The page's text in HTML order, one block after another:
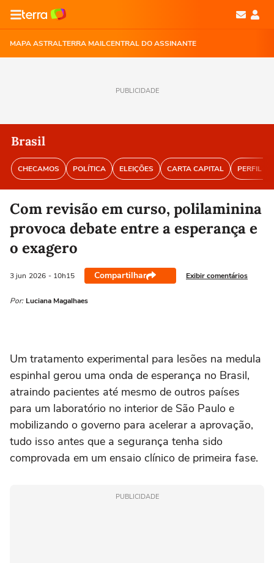
MAPA ASTRALTERRA MAILCENTRAL DO ASSINANTE
PUBLICIDADE
Brasil
CHECAMOS POLÍTICA ELEIÇÕES CARTA CAPITAL PERFIL
Com revisão em curso, polilaminina
provoca debate entre a esperança e
o exagero
3 jun 2026 - 10h15 Compartilhar Exibir comentários
Por: Luciana Magalhaes
Um tratamento experimental para lesões na medula
espinhal gerou uma onda de esperança no Brasil,
atraindo pacientes até mesmo de outros ‌países
para um laboratório no interior de São Paulo e
mobilizando o governo para acelerar a aprovação,
tudo isso antes que a segurança tenha sido
comprovada em um ensaio clínico de primeira fase.
PUBLICIDADE